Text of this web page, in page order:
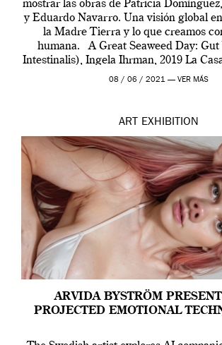
mostrar las obras de Patricia
y Eduardo Navarro. Una visión global
la Madre Tierra y lo que creamos
humana. A Great Seaweed Day: Gut
Intestinalis), Ingela Ihrman, 2019 La
Madrid y la Wellcome […]
08 / 06 / 2021 — VER MÁS
ART EXHIBITION
ARVIDA BYSTRÖM
PROJECTED EMOTIONAL